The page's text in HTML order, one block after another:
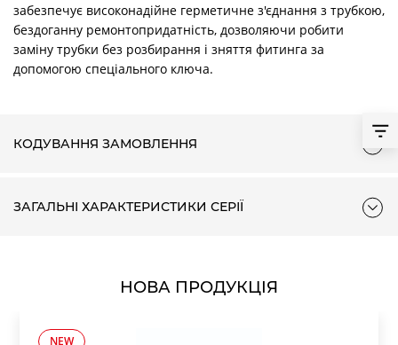
забезпечує високонадійне герметичне з'єднання з трубкою,
бездоганну ремонтопридатність, дозволяючи робити
заміну трубки без розбирання і зняття фитинга за
допомогою спеціального ключа.
КОДУВАННЯ ЗАМОВЛЕННЯ
ЗАГАЛЬНІ ХАРАКТЕРИСТИКИ СЕРІЇ
НОВА ПРОДУКЦІЯ
NEW